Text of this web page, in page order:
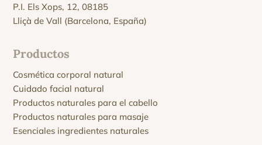
P.I. Els Xops, 12, 08185
Lliçà de Vall (Barcelona, España)
Productos
Cosmética corporal natural
Cuidado facial natural
Productos naturales para el cabello
Productos naturales para masaje
Esenciales ingredientes naturales